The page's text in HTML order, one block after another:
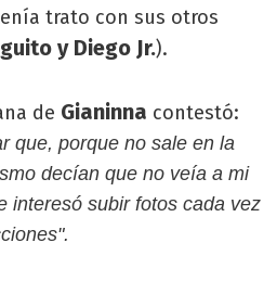
trato con sus otros
y Diego Jr.).
de Gianinna contestó:
que, porque no sale en la
decían que no veía a mi
interesó subir fotos cada vez